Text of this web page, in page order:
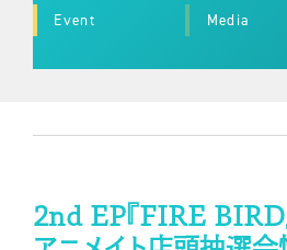
Event Media
2nd EP『FIRE BIRD